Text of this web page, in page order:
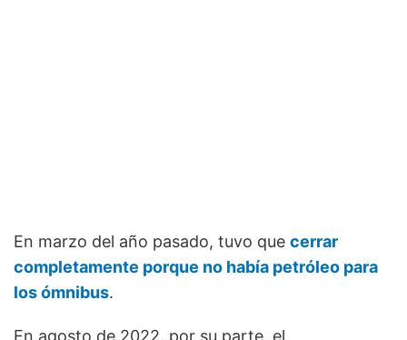
En marzo del año pasado, tuvo que cerrar
completamente porque no había petróleo para
los ómnibus.